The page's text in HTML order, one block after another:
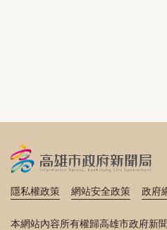
隱私權政策 網站安全政策 政府
本網站內容所有權歸高雄市政府新